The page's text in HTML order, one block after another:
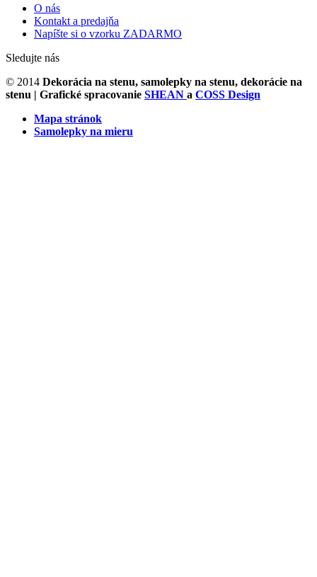
O nás
Kontakt a predajňa
Napíšte si o vzorku ZADARMO
Sledujte nás
© 2014 Dekorácia na stenu, samolepky na stenu, dekorácie na
stenu | Grafické spracovanie SHEAN a COSS Design
Mapa stránok
Samolepky na mieru